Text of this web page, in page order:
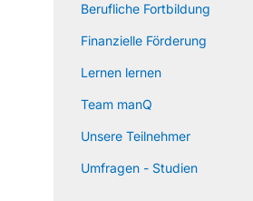
Berufliche Fortbildung
Finanzielle Förderung
Lernen lernen
Team manQ
Unsere Teilnehmer
Umfragen - Studien